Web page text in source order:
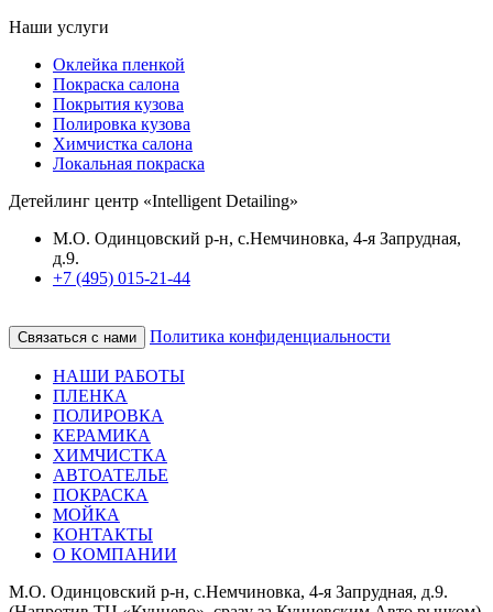
Наши услуги
Оклейка пленкой
Покраска салона
Покрытия кузова
Полировка кузова
Химчистка салона
Локальная покраска
Детейлинг центр «Intelligent Detailing»
М.О. Одинцовский р-н, с.Немчиновка, 4-я Запрудная,
д.9.
+7 (495) 015-21-44
Связаться с нами Политика конфиденциальности
НАШИ РАБОТЫ
ПЛЕНКА
ПОЛИРОВКА
КЕРАМИКА
ХИМЧИСТКА
АВТОАТЕЛЬЕ
ПОКРАСКА
МОЙКА
КОНТАКТЫ
О КОМПАНИИ
М.О. Одинцовский р-н, с.Немчиновка, 4-я Запрудная, д.9.